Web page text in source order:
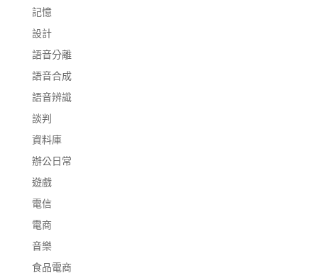
記憶
設計
語音分離
語音合成
語音辨識
談判
資料庫
辦公日常
遊戲
電信
電商
音樂
食品電商